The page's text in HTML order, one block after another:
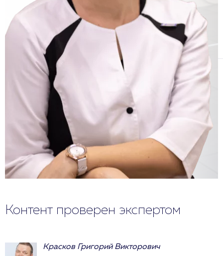
Контент проверен экспертом
Красков Григорий Викторович